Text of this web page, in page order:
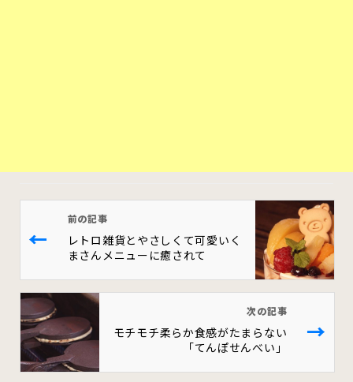
←
前の記事
レトロ雑貨とやさしくて可愛いく
まさんメニューに癒されて
次の記事
モチモチ柔らか食感がたまらない
「てんぽせんべい」
→